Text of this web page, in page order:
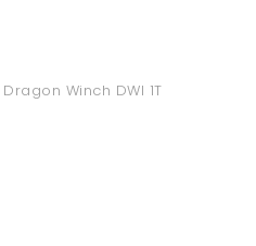
Winch DWI 1T